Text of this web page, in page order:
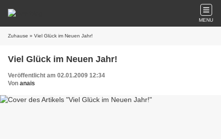
MENU
Zuhause » Viel Glück im Neuen Jahr!
Viel Glück im Neuen Jahr!
Veröffentlicht am 02.01.2009 12:34
Von anais